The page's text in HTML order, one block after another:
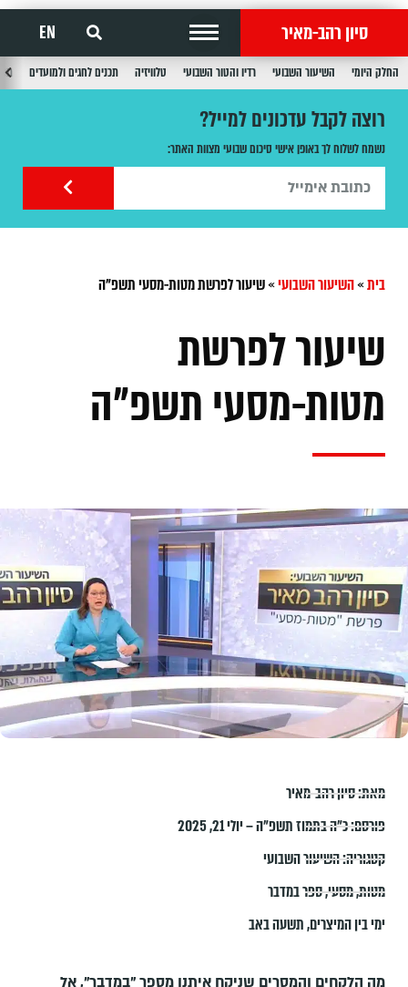
סיון רהב-מאיר EN
החלק היומי השיעור השבועי רדיו והטור השבועי טלוויזיה תכנים לחגים ולמועדים
רוצה לקבל עדכונים למייל?
נשמח לשלוח לך באופן אישי סיכום שבועי מצוות האתר:
בית»השיעור השבועי»שיעור לפרשת מטות-מסעי תשפ"ה
שיעור לפרשת
מטות-מסעי תשפ"ה
מאת:סיון רהב-מאיר
פורסם:כ״ה בתמוז תשפ״ה – יולי 21, 2025
קטגוריה:השיעור השבועי
מטות,מסעי,ספר במדבר
ימי בין המיצרים,תשעה באב
מה הלקחים והמסרים שניקח איתנו מספר "במדבר", אל